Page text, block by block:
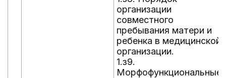
организации
совместного
пребывания матери и
ребенка в медицинской
организации.
1.з9.
Морфофункциональные